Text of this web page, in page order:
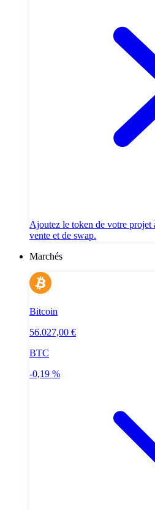
Ajoutez le token de votre projet
vente et de swap.
Marchés
Bitcoin
56.027,00 €
BTC
-0,19 %